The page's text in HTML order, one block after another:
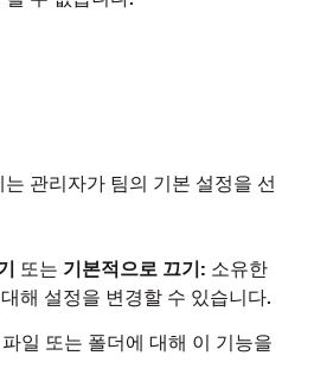
관리자가 팀의 기본 설정을 선
또는 기본적으로 끄기: 소유한
해 설정을 변경할 수 있습니다.
일 또는 폴더에 대해 이 기능을